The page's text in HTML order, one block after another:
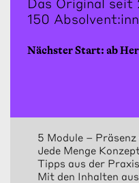
150
Nächster Start: ab
5 Module – Präsenz
Jede Menge
Tipps aus der
Mit den Inhalten